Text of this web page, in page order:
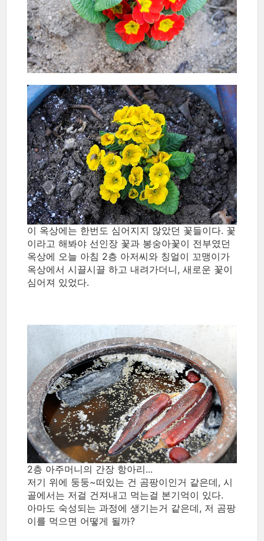
이 옥상에는 한번도 심어지지 않았던 꽃들이다. 꽃
이라고 해봐야 선인장 꽃과 봉숭아꽃이 전부였던
옥상에 오늘 아침 2층 아저씨와 칭얼이 꼬맹이가
옥상에서 시끌시끌 하고 내려가더니, 새로운 꽃이
심어져 있었다.
2층 아주머니의 간장 항아리...
저기 위에 둥둥~떠있는 건 곰팡이인거 같은데, 시
골에서는 저걸 건져내고 먹는걸 본기억이 있다.
아마도 숙성되는 과정에 생기는거 같은데, 저 곰팡
이를 먹으면 어떻게 될까?